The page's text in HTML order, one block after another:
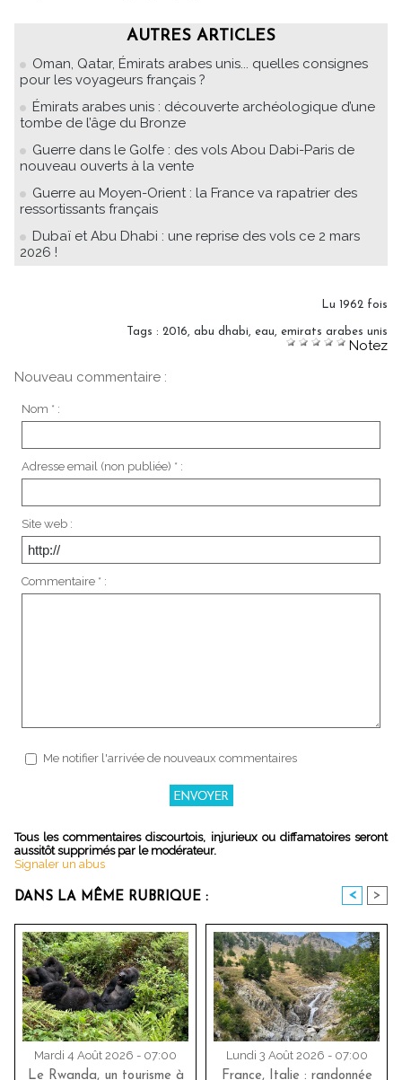
AUTRES ARTICLES
Oman, Qatar, Émirats arabes unis... quelles consignes
pour les voyageurs français ?
Émirats arabes unis : découverte archéologique d’une
tombe de l’âge du Bronze
Guerre dans le Golfe : des vols Abou Dabi-Paris de
nouveau ouverts à la vente
Guerre au Moyen-Orient : la France va rapatrier des
ressortissants français
Dubaï et Abu Dhabi : une reprise des vols ce 2 mars
2026 !
Lu 1962 fois
Tags : 2016, abu dhabi, eau, emirats arabes unis
Notez
Nouveau commentaire :
Nom * :
Adresse email (non publiée) * :
Site web :
Commentaire * :
Me notifier l'arrivée de nouveaux commentaires
Tous les commentaires discourtois, injurieux ou diffamatoires seront
aussitôt supprimés par le modérateur.
Signaler un abus
DANS LA MÊME RUBRIQUE : < >
Mardi 4 Août 2026 - 07:00
Le Rwanda, un tourisme à
Lundi 3 Août 2026 - 07:00
France, Italie : randonnée